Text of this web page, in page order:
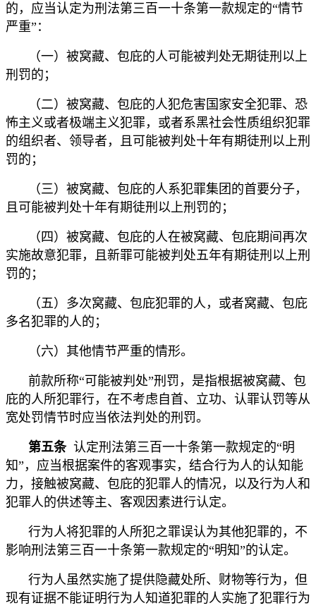
的，应当认定为刑法第三百一十条第一款规定的“情节
严重”：
（一）被窝藏、包庇的人可能被判处无期徒刑以上
刑罚的；
（二）被窝藏、包庇的人犯危害国家安全犯罪、恐
怖主义或者极端主义犯罪，或者系黑社会性质组织犯罪
的组织者、领导者，且可能被判处十年有期徒刑以上刑
罚的；
（三）被窝藏、包庇的人系犯罪集团的首要分子，
且可能被判处十年有期徒刑以上刑罚的；
（四）被窝藏、包庇的人在被窝藏、包庇期间再次
实施故意犯罪，且新罪可能被判处五年有期徒刑以上刑
罚的；
（五）多次窝藏、包庇犯罪的人，或者窝藏、包庇
多名犯罪的人的；
（六）其他情节严重的情形。
前款所称“可能被判处”刑罚，是指根据被窝藏、包
庇的人所犯罪行，在不考虑自首、立功、认罪认罚等从
宽处罚情节时应当依法判处的刑罚。
第五条认定刑法第三百一十条第一款规定的“明
知”，应当根据案件的客观事实，结合行为人的认知能
力，接触被窝藏、包庇的犯罪人的情况，以及行为人和
犯罪人的供述等主、客观因素进行认定。
行为人将犯罪的人所犯之罪误认为其他犯罪的，不
影响刑法第三百一十条第一款规定的“明知”的认定。
行为人虽然实施了提供隐藏处所、财物等行为，但
现有证据不能证明行为人知道犯罪的人实施了犯罪行为